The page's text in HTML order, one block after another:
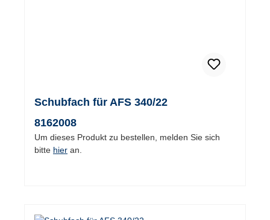
Schubfach für AFS 340/22
8162008
Um dieses Produkt zu bestellen, melden Sie sich
bitte hier an.